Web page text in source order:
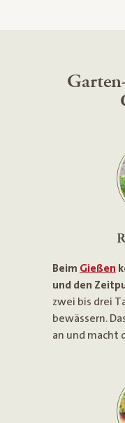
Beim Gießen
und den
zwei bis drei
bewässern.
an und macht